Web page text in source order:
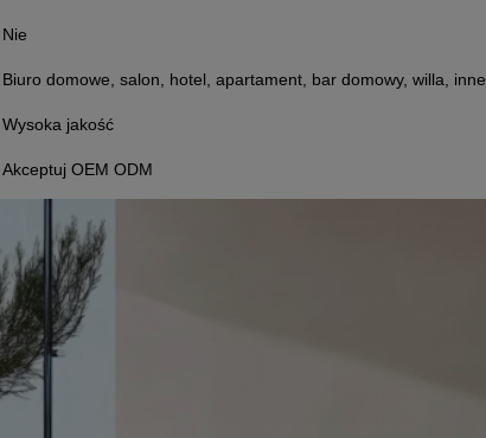
Nie
Biuro domowe, salon, hotel, apartament, bar domowy, willa, inne
Wysoka jakość
Akceptuj OEM ODM